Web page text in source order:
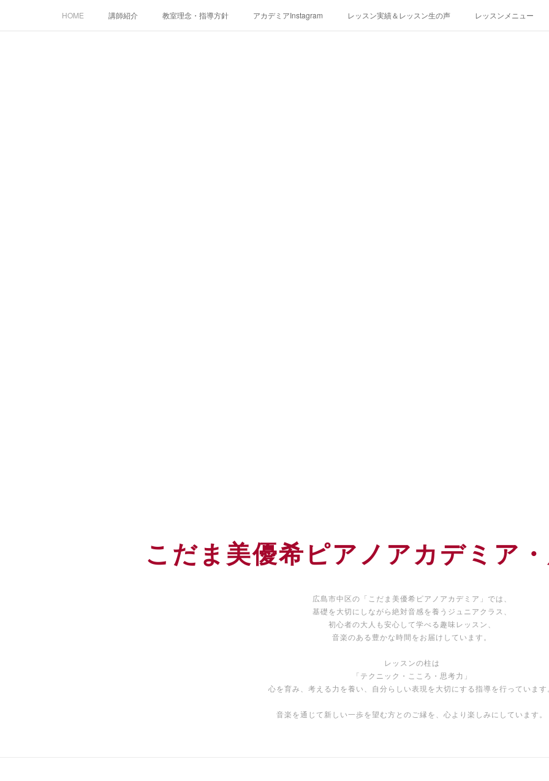
HOME 講師紹介 教室理念・指導方針 アカデミアInstagram レッスン実績＆レッスン生の声 レッスンメニュー
こだま美優希ピアノアカデミア
広島市中区の「こだま美優希ピアノアカデミア」では、
基礎を大切にしながら絶対音感を養うジュニアクラス、
初心者の大人も安心して学べる趣味レッスン、
音楽のある豊かな時間をお届けしています。
レッスンの柱は
「テクニック・こころ・思考力」
心を育み、考える力を養い、自分らしい表現を大切にする指導を行っています
音楽を通じて新しい一歩を望む方とのご縁を、心より楽しみにしています。